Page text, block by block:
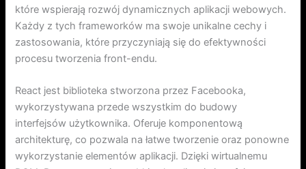
które wspierają rozwój dynamicznych aplikacji webowych.
Każdy z tych frameworków ma swoje unikalne cechy i
zastosowania, które przyczyniają się do efektywności
procesu tworzenia front-endu.
React jest biblioteka stworzona przez Facebooka,
wykorzystywana przede wszystkim do budowy
interfejsów użytkownika. Oferuje komponentową
architekturę, co pozwala na łatwe tworzenie oraz ponowne
wykorzystanie elementów aplikacji. Dzięki wirtualnemu